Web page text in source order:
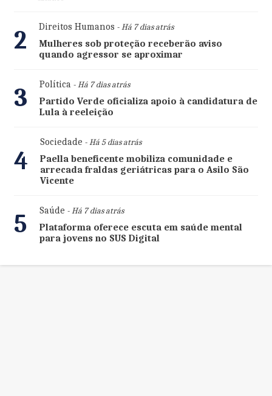
2 Direitos Humanos - Há 7 dias atrás
Mulheres sob proteção receberão aviso
quando agressor se aproximar
3 Política- Há 7 dias atrás
Partido Verde oficializa apoio à candidatura de
Lula à reeleição
4
Sociedade - Há 5 dias atrás
Paella beneficente mobiliza comunidade e
arrecada fraldas geriátricas para o Asilo São
Vicente
5 Saúde - Há 7 dias atrás
Plataforma oferece escuta em saúde mental
para jovens no SUS Digital